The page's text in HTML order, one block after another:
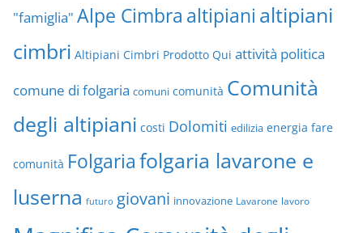
"famiglia" Alpe Cimbra altipiani altipiani
cimbri Altipiani Cimbri Prodotto Qui attività politica
comune di folgaria comuni comunità Comunità
degli altipiani costi Dolomiti edilizia energia fare
comunità Folgariafolgaria lavarone e
luserna futuro giovani innovazione Lavarone lavoro